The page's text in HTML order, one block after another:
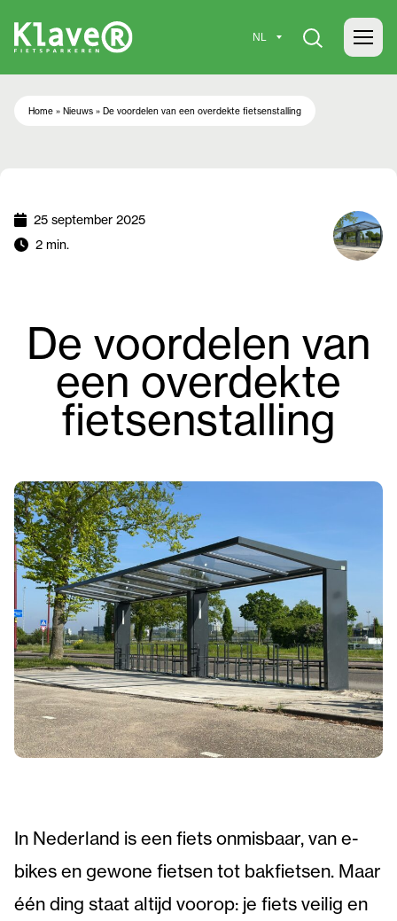
Home » Nieuws » De voordelen van een overdekte fietsenstalling
25 september 2025
2 min.
De voordelen van
een overdekte
fietsenstalling
In Nederland is een fiets onmisbaar, van e-
bikes en gewone fietsen tot bakfietsen. Maar
één ding staat altijd voorop: je fiets veilig en